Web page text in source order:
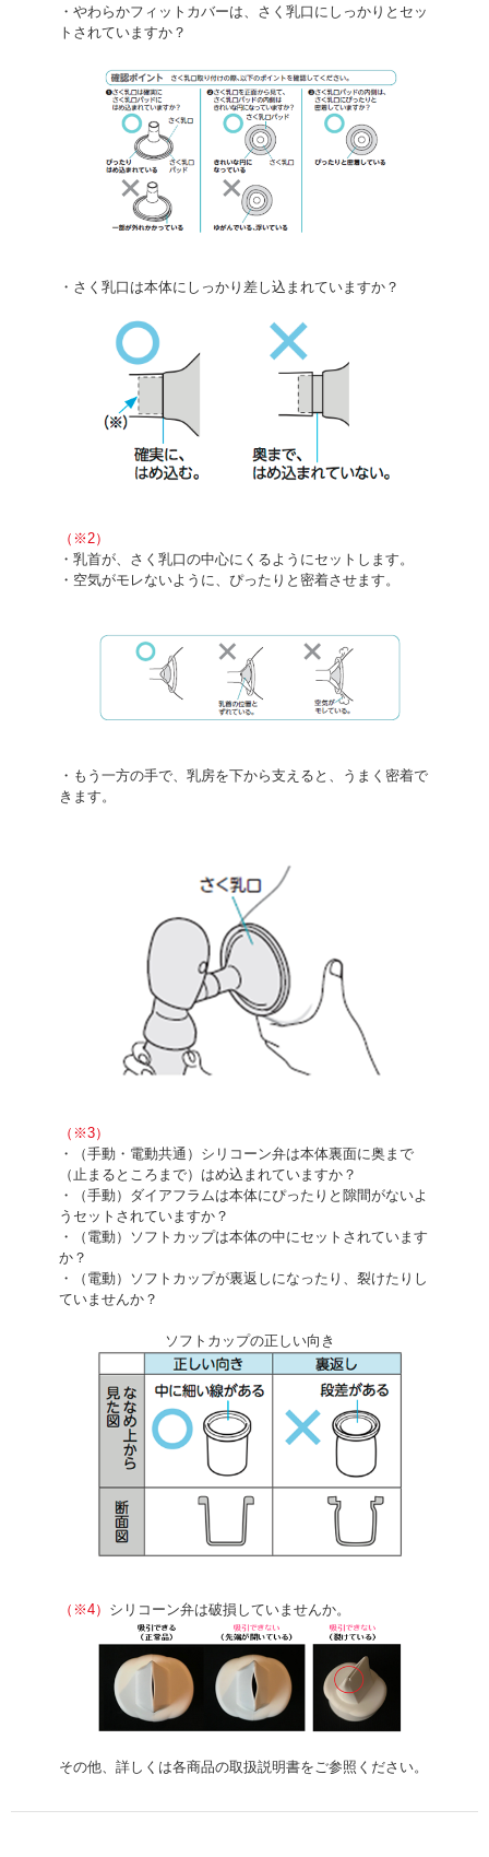
・やわらかフィットカバーは、さく乳口にしっかりとセッ
トされていますか？
・さく乳口は本体にしっかり差し込まれていますか？
（※2）
・乳首が、さく乳口の中心にくるようにセットします。
・空気がモレないように、ぴったりと密着させます。
・もう一方の手で、乳房を下から支えると、うまく密着で
きます。
（※3）
・（手動・電動共通）シリコーン弁は本体裏面に奥まで
（止まるところまで）はめ込まれていますか？
・（手動）ダイアフラムは本体にぴったりと隙間がないよ
うセットされていますか？
・（電動）ソフトカップは本体の中にセットされています
か？
・（電動）ソフトカップが裏返しになったり、裂けたりし
ていませんか？
ソフトカップの正しい向き
（※4） シリコーン弁は破損していませんか。
その他、詳しくは各商品の取扱説明書をご参照ください。